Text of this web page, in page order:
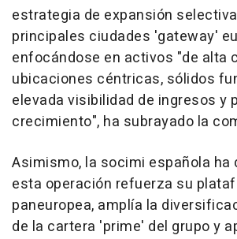
estrategia de expansión
principales ciudades 'gateway'
enfocándose en activos "de alta
ubicaciones céntricas, sólidos
elevada visibilidad de ingresos y
crecimiento", ha subrayado la
Asimismo, la socimi española ha
esta operación refuerza su
paneuropea, amplía la
de la cartera 'prime' del grupo y